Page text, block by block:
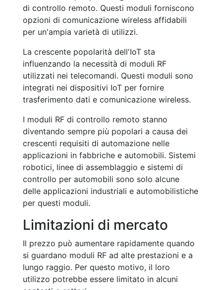
di controllo remoto. Questi moduli forniscono
opzioni di comunicazione wireless affidabili
per un'ampia varietà di utilizzi.
La crescente popolarità dell'IoT sta
influenzando la necessità di moduli RF
utilizzati nei telecomandi. Questi moduli sono
integrati nei dispositivi IoT per fornire
trasferimento dati e comunicazione wireless.
I moduli RF di controllo remoto stanno
diventando sempre più popolari a causa dei
crescenti requisiti di automazione nelle
applicazioni in fabbriche e automobili. Sistemi
robotici, linee di assemblaggio e sistemi di
controllo per automobili sono solo alcune
delle applicazioni industriali e automobilistiche
per questi moduli.
Limitazioni di mercato
Il prezzo può aumentare rapidamente quando
si guardano moduli RF ad alte prestazioni e a
lungo raggio. Per questo motivo, il loro
utilizzo potrebbe essere limitato in alcuni